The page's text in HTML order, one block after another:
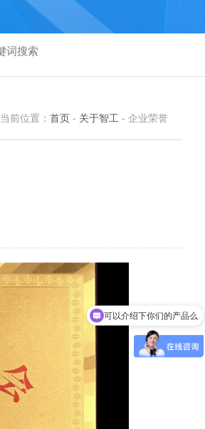
当前位置： 首页 - 关于智工 - 企业荣誉
可以介绍下你们的产品么